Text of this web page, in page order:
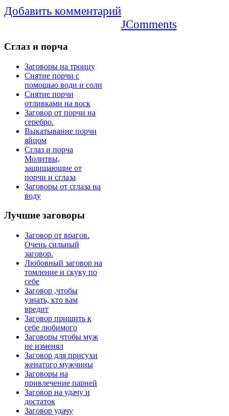
Добавить комментарий
JComments
Сглаз и порча
Заговоры на троицу
Снятие порчи с
помощью води и соли
Снятие порчи
отливками на воск
Заговор от порчи на
серебро.
Выкатывание порчи
яйцом
Сглаз и порча
Молитвы,
защищающие от
порчи и сглаза
Заговоры от сглаза на
воду
Лучшие заговоры
Заговор от врагов.
Очень сильный
заговор.
Любовный заговор на
томление и скуку по
себе
Заговор ,чтобы
узнать, кто вам
вредит
Заговор пришить к
себе любимого
Заговоры чтобы муж
не изменял
Заговор для присухи
женатого мужчины
Заговоры на
привлечение парней
Заговор на удачу и
достаток
Заговор удачу